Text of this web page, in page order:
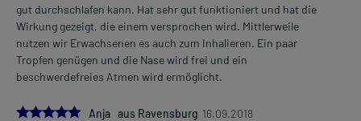
gut durchschlafen kann. Hat sehr gut funktioniert und hat die
Wirkung gezeigt, die einem versprochen wird. Mittlerweile
nutzen wir Erwachsenen es auch zum Inhalieren. Ein paar
Tropfen genügen und die Nase wird frei und ein
beschwerdefreies Atmen wird ermöglicht.
5.0Anja aus Ravensburg 16.09.2018